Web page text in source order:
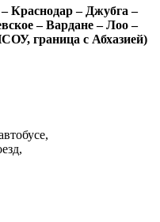
Краснодар – Джубга –
– Вардане – Лоо –
граница с Абхазией)